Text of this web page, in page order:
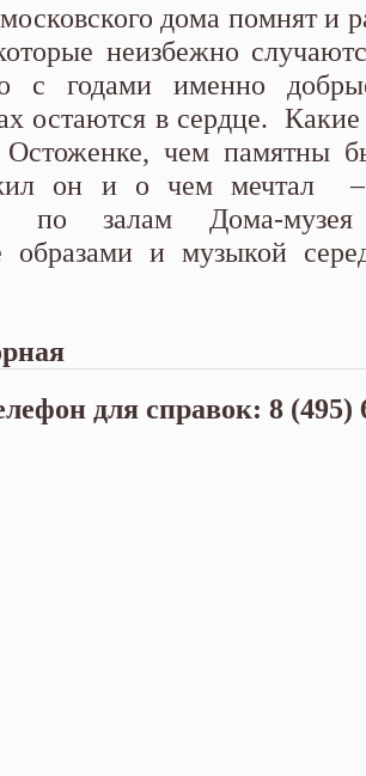
дома помнят и
неизбежно
с годами именно
остаются в сердце.
Остоженке, чем памятны
он и о чем мечтал –
по залам Дома-
образами и музыкой
для справок: 8 (495)